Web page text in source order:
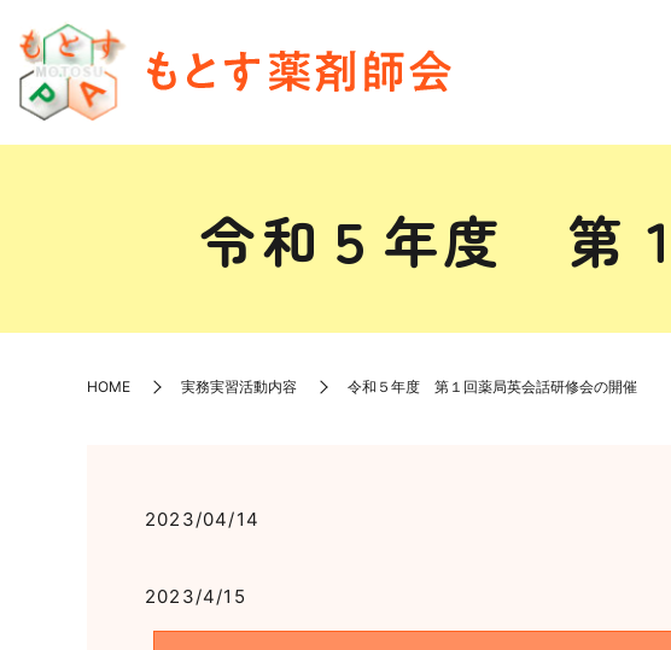
令和５年度 第
HOME 実務実習活動内容 令和５年度 第１回薬局英会話研修会の開催
2023/04/14
2023/4/15